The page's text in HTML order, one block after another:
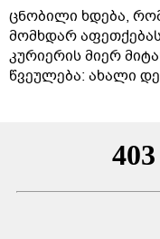
ცნობილი ხდება,
მომხდარ
კურიერის მიერ
წვეულება: ახალი